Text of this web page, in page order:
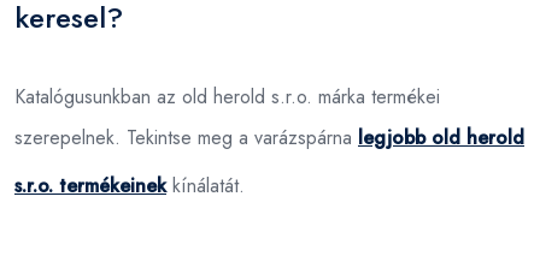
keresel?
Katalógusunkban az old herold s.r.o. márka termékei
szerepelnek. Tekintse meg a varázspárna legjobb old herold
s.r.o. termékeinekkínálatát.